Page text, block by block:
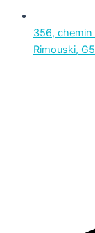
356, chemin
Rimouski,